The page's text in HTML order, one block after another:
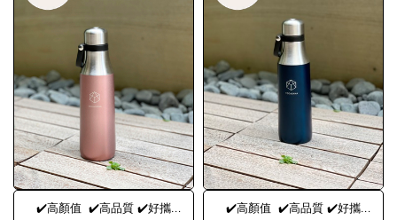
✔️高顏值 ✔️高品質 ✔️好攜
✔️高顏值 ✔️高品質 ✔️好攜